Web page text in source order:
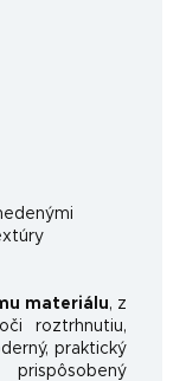
materiálu, z
roztrhnutiu,
praktický
prispôsobený